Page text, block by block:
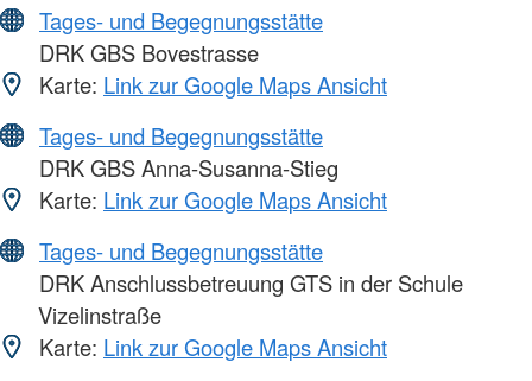
Tages- und Begegnungsstätte
DRK GBS Bovestrasse
Karte: Link zur Google Maps Ansicht
Tages- und Begegnungsstätte
DRK GBS Anna-Susanna-Stieg
Karte: Link zur Google Maps Ansicht
Tages- und Begegnungsstätte
DRK Anschlussbetreuung GTS in der Schule
Vizelinstraße
Karte: Link zur Google Maps Ansicht